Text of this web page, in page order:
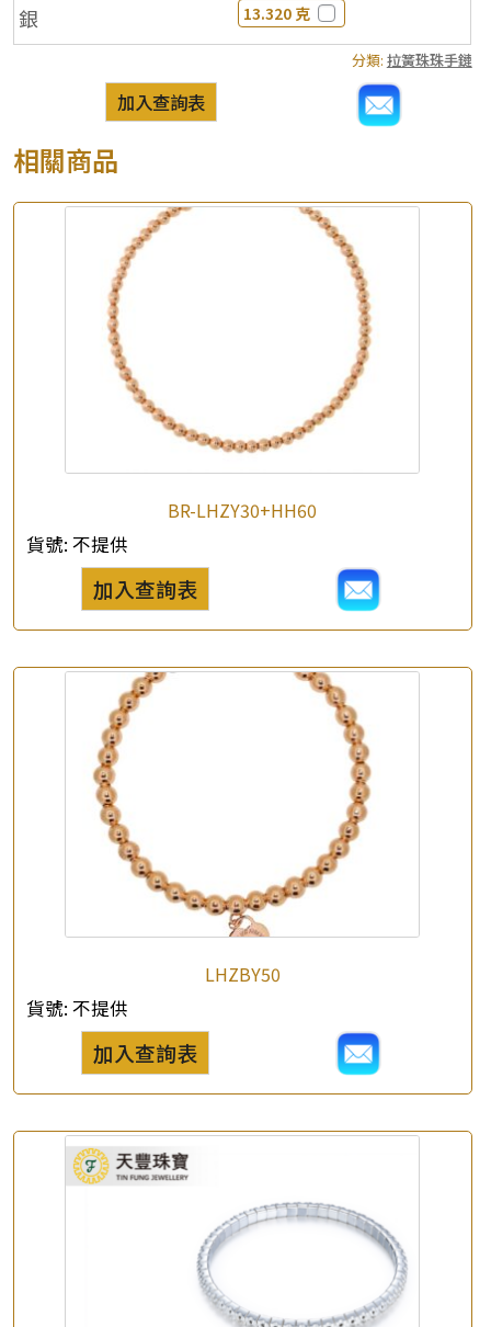
產品查詢 ×
*你的名字
公司名稱
*e-mail
查詢以下產品
銀 13.320 克
分類: 拉簧珠珠手鏈
加入查詢表
相關商品
BR-LHZY30+HH60
貨號: 不提供
加入查詢表
LHZBY50
貨號: 不提供
加入查詢表